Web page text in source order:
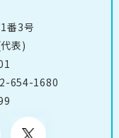
番3号
表)
654-1680